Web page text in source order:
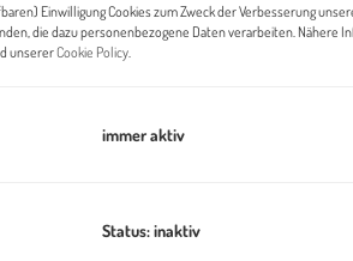
Einwilligung Cookies zum Zweck der Verbesserung
die dazu personenbezogene Daten verarbeiten. Nähere
unsererCookie Policy
immer aktiv
Status: inaktiv